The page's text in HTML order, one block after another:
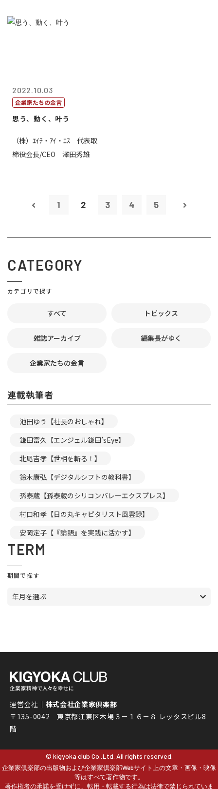
2022.10.03
企業家たちの金言
思う、動く、叶う
（株）ｴｲﾁ・ｱｲ・ｴｽ 代表取
締役会長/CEO 澤田秀雄
1 2 3 4 5
CATEGORY
カテゴリで探す
すべて トピックス
雑誌アーカイブ 編集長がゆく
企業家たちの金言
連載執筆者
池田ゆう【社長のおしゃれ】
鎌田富久【エンジェル鎌田’sEye】
北尾吉孝【世相を斬る！】
鈴木康弘【デジタルシフトの教科書】
孫泰蔵【孫泰蔵のシリコンバレーエクスプレス】
村口和孝【日の丸キャピタリスト風雲録】
安岡定子【『論語』を実践に活かす】
TERM
期間で探す
年月を選ぶ
運営会社｜ 株式会社企業家倶楽部
〒135-0042 東京都江東区木場３－１６－８ レッタスビル8
階
© kigyoka club Co.,Ltd. All rights reserved.
企業家倶楽部の出版物および企業家倶楽部Webサイト上の文章・画像・映像
等はすべて著作物です。
著作権者の承諾を受けずに、転用・転載する行為は法律で禁じられていま